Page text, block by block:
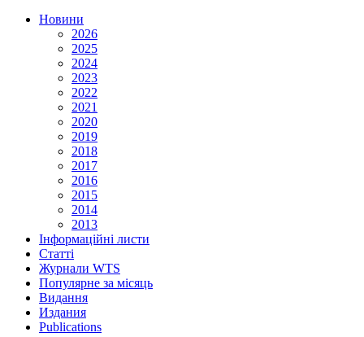
Новини
2026
2025
2024
2023
2022
2021
2020
2019
2018
2017
2016
2015
2014
2013
Інформаційні листи
Статті
Журнали WTS
Популярне за місяць
Видання
Издания
Publications